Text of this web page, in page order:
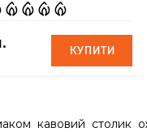
КУПИТИ
КУПИТИ
кавовий столик